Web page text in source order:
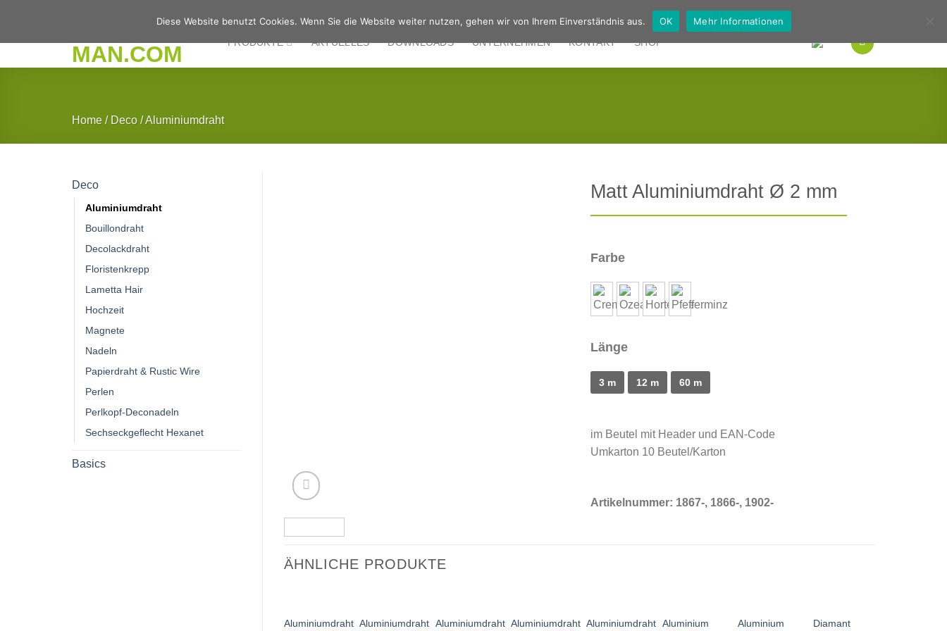
springen
Deutsch
PRODUKTE AKTUELLES DOWNLOADS UNTERNEHMEN KONTAKT SHOP
Home / Deco /Aluminiumdraht
Deco
Aluminiumdraht
Bouillondraht
Decolackdraht
Floristenkrepp
Lametta Hair
Hochzeit
Magnete
Nadeln
Papierdraht & Rustic Wire
Perlen
Perlkopf-Deconadeln
Sechseckgeflecht Hexanet
Basics
Matt Aluminiumdraht Ø 2 mm
Farbe
Länge
3 m 12 m 60 m
im Beutel mit Header und EAN-Code
Umkarton 10 Beutel/Karton
Artikelnummer: 1867-, 1866-, 1902-
ÄHNLICHE PRODUKTE
Aluminiumdraht Aluminiumdraht Aluminiumdraht Aluminiumdraht Aluminiumdraht Aluminium
Aluminium
Diamant
Diese Website benutzt Cookies. Wenn Sie die Website weiter nutzen, gehen wir von Ihrem Einverständnis aus. OK Mehr Informationen